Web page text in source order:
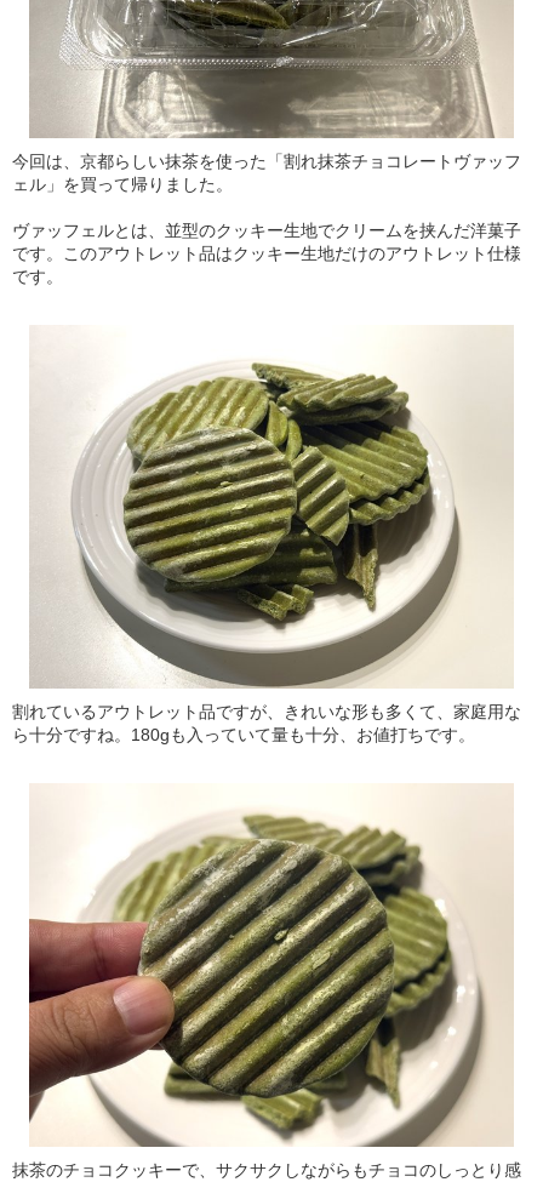
今回は、京都らしい抹茶を使った「割れ抹茶チョコレートヴァッフ
ェル」を買って帰りました。
ヴァッフェルとは、並型のクッキー生地でクリームを挟んだ洋菓子
です。このアウトレット品はクッキー生地だけのアウトレット仕様
です。
割れているアウトレット品ですが、きれいな形も多くて、家庭用な
ら十分ですね。180gも入っていて量も十分、お値打ちです。
抹茶のチョコクッキーで、サクサクしながらもチョコのしっとり感